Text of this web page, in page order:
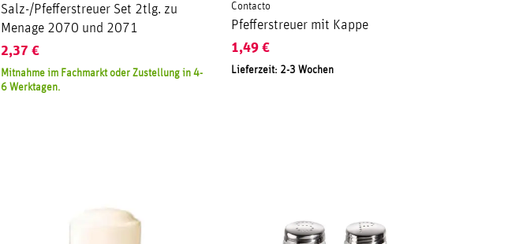
Salz-/Pfefferstreuer Set 2tlg. zu
Menage 2070 und 2071
2,37 €
Mitnahme im Fachmarkt oder Zustellung in 4-
6 Werktagen.
Contacto
Pfefferstreuer mit Kappe
1,49 €
Lieferzeit: 2-3 Wochen